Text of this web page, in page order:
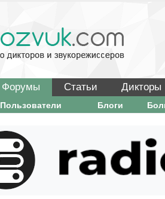
Форумы Статьи Дикторы
Пользователи Блоги